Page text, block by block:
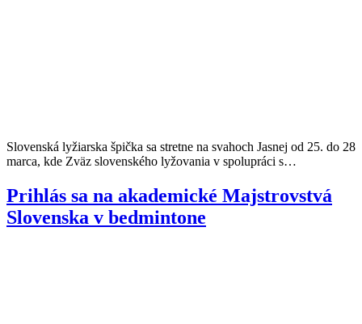
Slovenská lyžiarska špička sa stretne na svahoch Jasnej od 25. do 28
marca, kde Zväz slovenského lyžovania v spolupráci s…
Prihlás sa na akademické Majstrovstvá
Slovenska v bedmintone